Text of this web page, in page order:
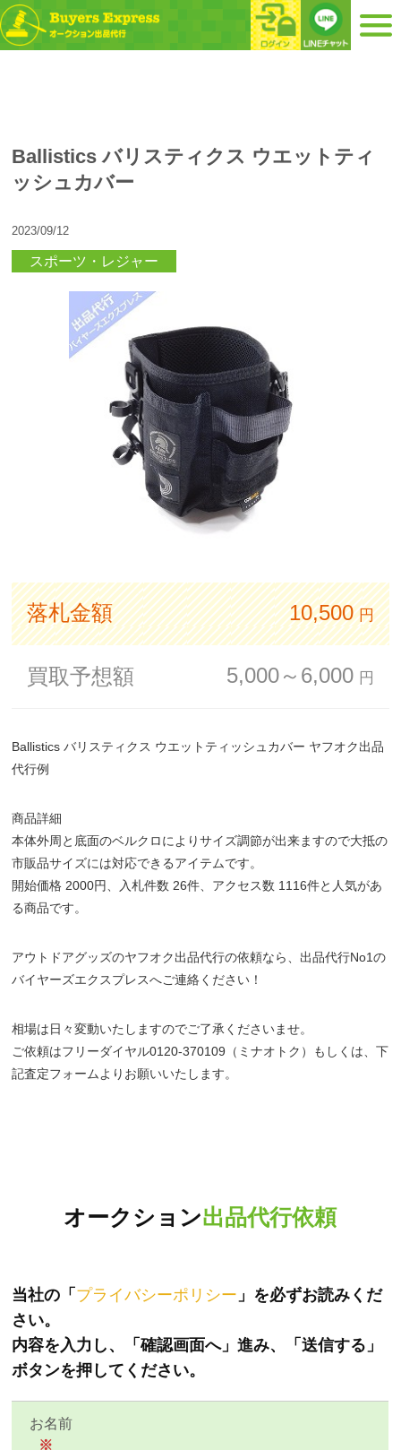
Ballistics バリスティクス ウエットティ
ッシュカバー
2023/09/12
スポーツ・レジャー
落札金額 10,500 円
買取予想額 5,000～6,000 円
Ballistics バリスティクス ウエットティッシュカバー ヤフオク出品
代行例
商品詳細
本体外周と底面のベルクロによりサイズ調節が出来ますので大抵の
市販品サイズには対応できるアイテムです。
開始価格 2000円、入札件数 26件、アクセス数 1116件と人気があ
る商品です。
アウトドアグッズのヤフオク出品代行の依頼なら、出品代行No1の
バイヤーズエクスプレスへご連絡ください！
相場は日々変動いたしますのでご了承くださいませ。
ご依頼はフリーダイヤル0120-370109（ミナオトク）もしくは、下
記査定フォームよりお願いいたします。
オークション出品代行依頼
当社の「 プライバシーポリシー 」を必ずお読みくだ
さい。
内容を入力し、「確認画面へ」進み、「送信する」
ボタンを押してください。
お名前
※